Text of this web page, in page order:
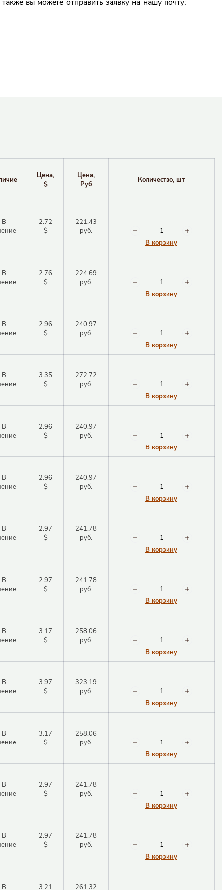
вы можете отправить заявку на нашу почту:
Цена,
$
Цена,
Руб
Количество, шт
В
2.72
$
221.43
руб.
В корзину
В
2.76
$
224.69
руб.
В корзину
В
2.96
$
240.97
руб.
В корзину
В
3.35
$
272.72
руб.
В корзину
В
2.96
$
240.97
руб.
В корзину
В
2.96
$
240.97
руб.
В корзину
В
2.97
$
241.78
руб.
В корзину
В
2.97
$
241.78
руб.
В корзину
В
3.17
$
258.06
руб.
В корзину
В
3.97
$
323.19
руб.
В корзину
В
3.17
$
258.06
руб.
В корзину
В
2.97
$
241.78
руб.
В корзину
В
2.97
$
241.78
руб.
В корзину
В 3.21 261.32
Закрыть окно